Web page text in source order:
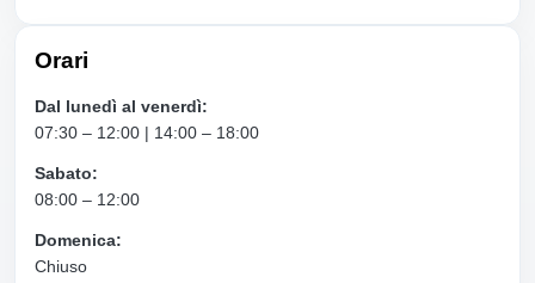
Orari
Dal lunedì al venerdì:
07:30 – 12:00 | 14:00 – 18:00
Sabato:
08:00 – 12:00
Domenica:
Chiuso